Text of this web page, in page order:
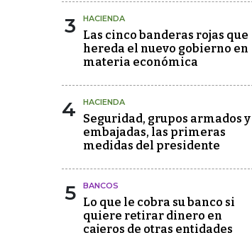
3 HACIENDA
Las cinco banderas rojas que
hereda el nuevo gobierno en
materia económica
4 HACIENDA
Seguridad, grupos armados y
embajadas, las primeras
medidas del presidente
5 BANCOS
Lo que le cobra su banco si
quiere retirar dinero en
cajeros de otras entidades